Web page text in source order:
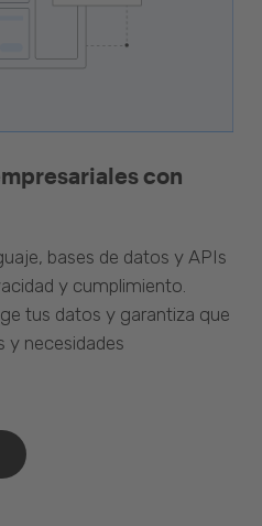
con
bases de datos y APIs
y cumplimiento.
tus datos y garantiza que
y necesidades